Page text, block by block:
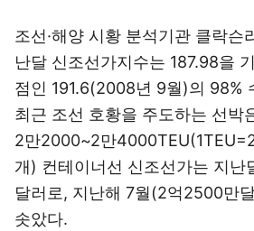
조선·해양 시황 분석기관 클락슨
난달 신조선가지수는 187.98을
점인 191.6(2008년 9월)의 98%
최근 조선 호황을 주도하는 선박
2만2000~2만
개) 컨테이너선 신조선가는 지
달러로, 지난해 7월(2억2500만
솟았다.